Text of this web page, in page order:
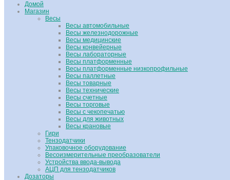
Домой
Магазин
Весы
Весы автомобильные
Весы железнодорожные
Весы медицинские
Весы конвейерные
Весы лабораторные
Весы платформенные
Весы платформенные низкопрофильные
Весы паллетные
Весы товарные
Весы технические
Весы счетные
Весы торговые
Весы с чекопечатью
Весы для животных
Весы крановые
Гири
Тензодатчики
Упаковочное оборудование
Весоизмерительные преобразователи
Устройства ввода-вывода
АЦП для тензодатчиков
Дозаторы